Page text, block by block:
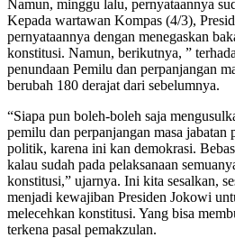
Namun, minggu lalu, pernyataannya
Kepada wartawan Kompas (4/3),
pernyataannya dengan menegaskan
konstitusi. Namun, berikutnya, ”
penundaan Pemilu dan perpanjangan
berubah 180 derajat dari sebelumnya.
“Siapa pun boleh-boleh saja
pemilu dan perpanjangan masa jabatan
politik, karena ini kan demokrasi.
kalau sudah pada pelaksanaan
konstitusi,” ujarnya. Ini kita sesalkan,
menjadi kewajiban Presiden Jokowi
melecehkan konstitusi. Yang bisa
terkena pasal pemakzulan.